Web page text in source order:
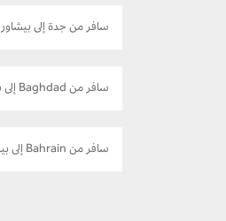
سافر من جدة إلى بيشاور
سافر من Baghdad إلى بيشاور
سافر من Bahrain إلى بيشاور